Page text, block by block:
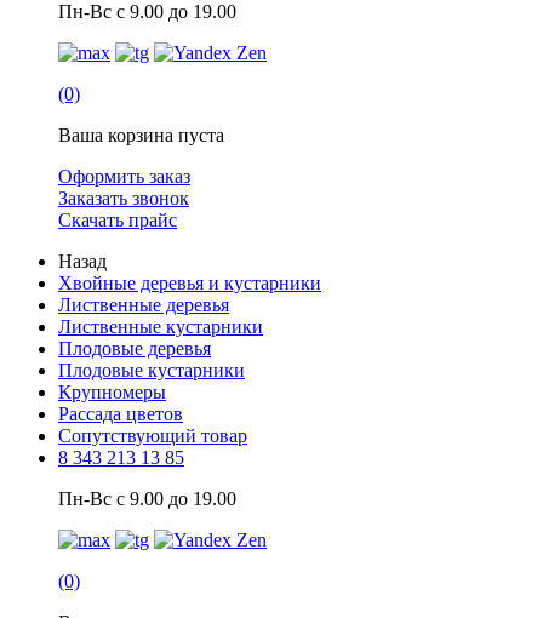
Пн-Вс с 9.00 до 19.00
(0)
Ваша корзина пуста
Оформить заказ
Заказать звонок
Скачать прайс
Назад
Хвойные деревья и кустарники
Лиственные деревья
Лиственные кустарники
Плодовые деревья
Плодовые кустарники
Крупномеры
Рассада цветов
Сопутствующий товар
8 343 213 13 85
Пн-Вс с 9.00 до 19.00
(0)